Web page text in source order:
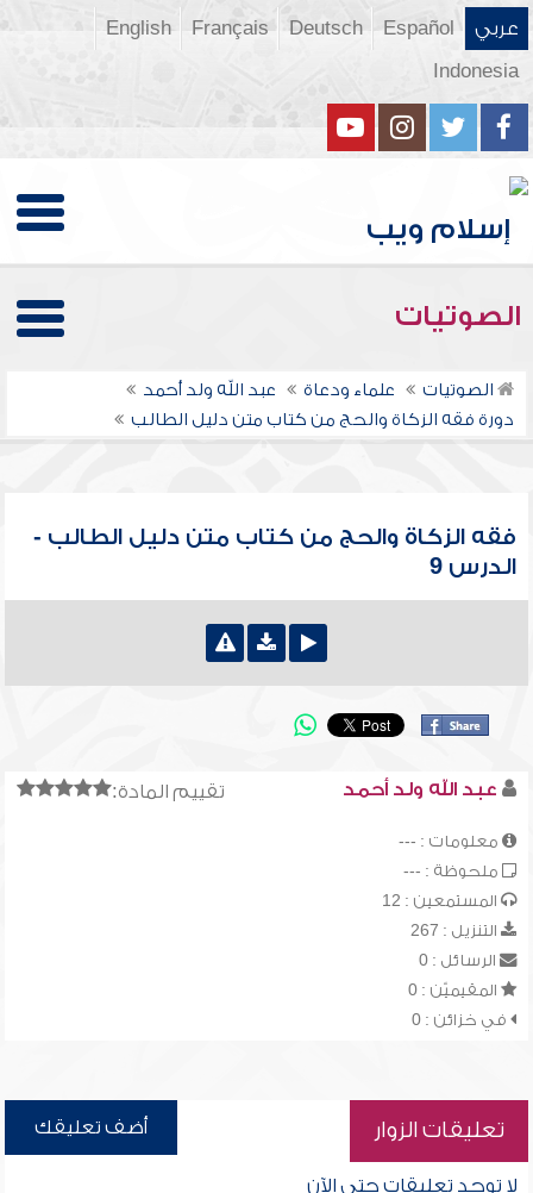
عربي Español
Deutsch
Français
English
Indonesia
الصوتيات
الصوتيات علماء ودعاة
عبد الله ولد أحمد
دورة فقه الزكاة والحج من كتاب متن دليل الطالب
فقه الزكاة والحج من كتاب متن دليل الطالب -
الدرس 9
تقييم المادة: عبد الله ولد أحمد
معلومات : ---
ملحوظة : ---
المستمعين : 12
التنزيل : 267
الرسائل : 0
المقيميّن : 0
في خزائن : 0
تعليقات الزوار أضف تعليقك
لا توجد تعليقات حتى الآن